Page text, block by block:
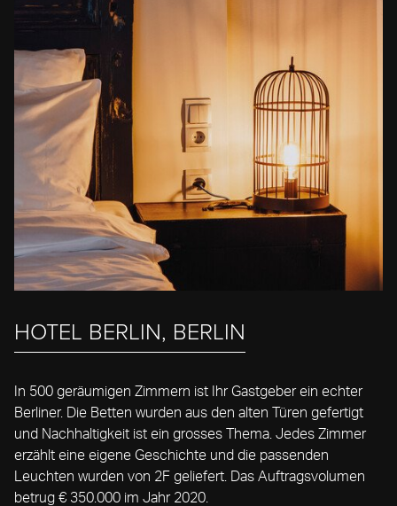
HOTEL BERLIN, BERLIN
In 500 geräumigen Zimmern ist Ihr Gastgeber ein echter
Berliner. Die Betten wurden aus den alten Türen gefertigt
und Nachhaltigkeit ist ein grosses Thema. Jedes Zimmer
erzählt eine eigene Geschichte und die passenden
Leuchten wurden von 2F geliefert. Das Auftragsvolumen
betrug € 350.000 im Jahr 2020.